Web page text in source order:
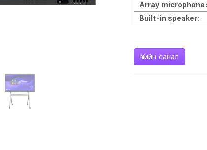
Array microphone:
Built-in speaker:
Үнийн санал